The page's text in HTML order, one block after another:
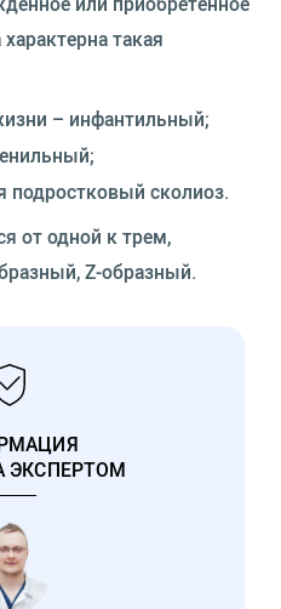
такая
– инфантильный;
подростковый сколиоз.
от одной к трем,
Z-образный.
ЭКСПЕРТОМ